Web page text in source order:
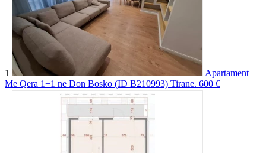
1
Apartament
Me Qera 1+1 ne Don Bosko (ID B210993) Tirane. 600 €